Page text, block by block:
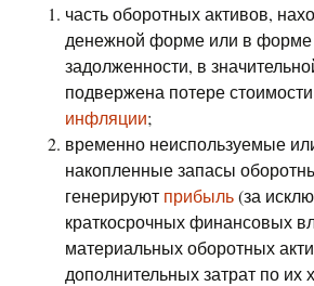
часть оборотных активов,
денежной форме или в форме
задолженности, в
подвержена потере
инфляции;
временно неиспользуемые
накопленные запасы
генерируют прибыль(за
краткосрочных финансовых
материальных оборотных
дополнительных затрат по их